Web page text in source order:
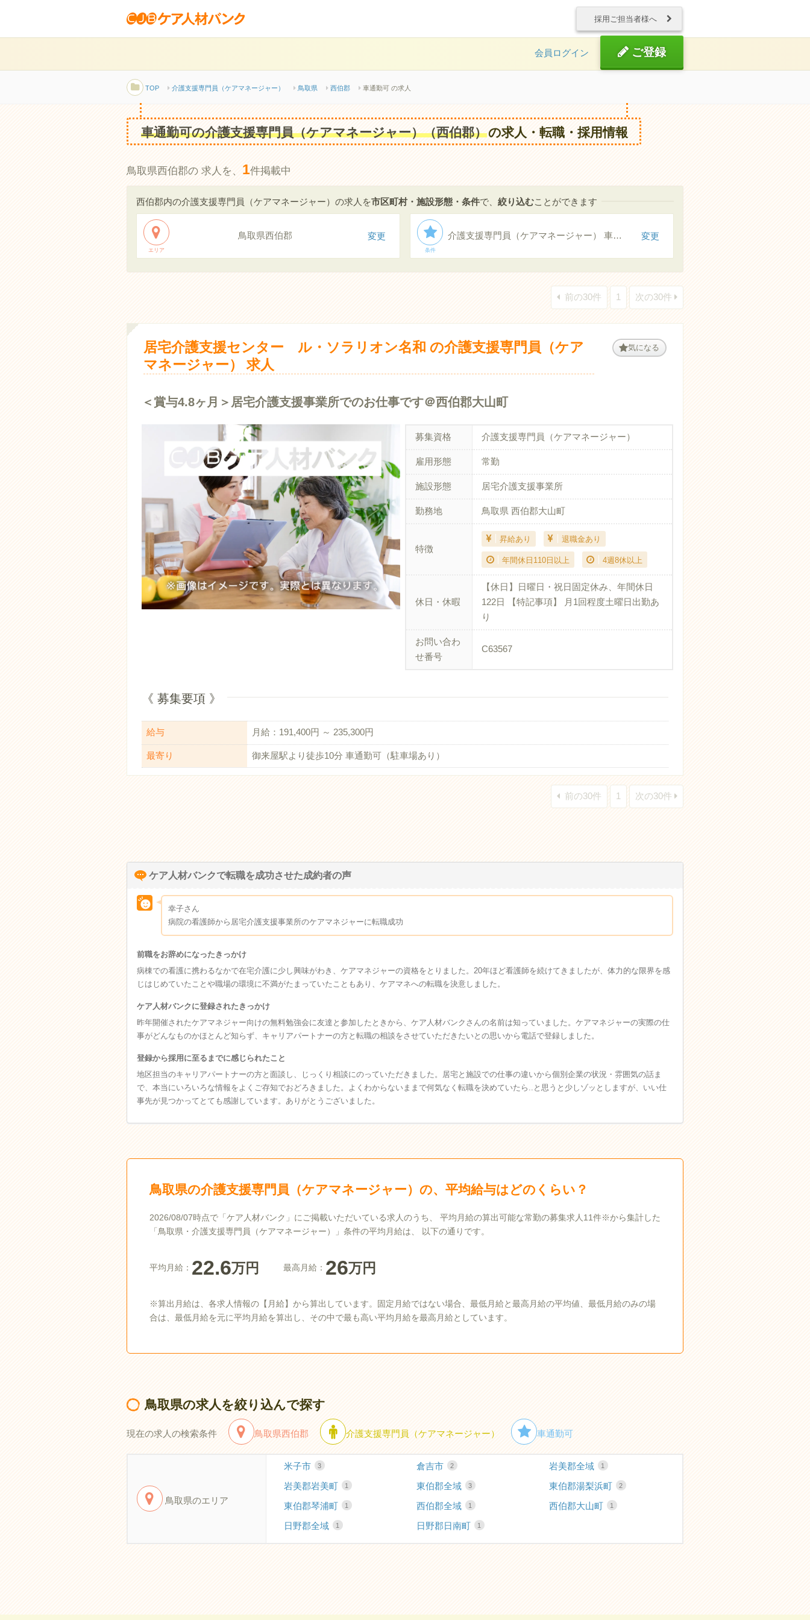
採用ご担当者様へ
会員ログイン ご登録
TOP 介護支援専門員（ケアマネージャー） 鳥取県 西伯郡 車通勤可 の求人
車通勤可の介護支援専門員（ケアマネージャー）（西伯郡）の求人・転職・採用情報
鳥取県西伯郡の 求人を、 1件掲載中
西伯郡内の介護支援専門員（ケアマネージャー）の求人を市区町村・施設形態・条件で、 絞り込むことができます
エリア
鳥取県西伯郡 変更
条件
介護支援専門員（ケアマネージャー） 車通勤可 変更
前の30件 1 次の30件
居宅介護支援センター ル・ソラリオン名和 の介護支援専門員（ケア
マネージャー） 求人
気になる
＜賞与4.8ヶ月＞居宅介護支援事業所でのお仕事です＠西伯郡大山町
募集資格 介護支援専門員（ケアマネージャー）
雇用形態 常勤
施設形態 居宅介護支援事業所
勤務地 鳥取県 西伯郡大山町
特徴
昇給あり 退職金あり
年間休日110日以上 4週8休以上
休日・休暇
【休日】日曜日・祝日固定休み、年間休日
122日 【特記事項】 月1回程度土曜日出勤あ
り
お問い合わ
せ番号
C63567
《 募集要項 》
給与 月給：191,400円 ～ 235,300円
最寄り 御来屋駅より徒歩10分 車通勤可（駐車場あり）
前の30件 1 次の30件
ケア人材バンクで転職を成功させた成約者の声
幸子さん
病院の看護師から居宅介護支援事業所のケアマネジャーに転職成功
前職をお辞めになったきっかけ
病棟での看護に携わるなかで在宅介護に少し興味がわき、ケアマネジャーの資格をとりました。20年ほど看護師を続けてきましたが、体力的な限界を感
じはじめていたことや職場の環境に不満がたまっていたこともあり、ケアマネへの転職を決意しました。
ケア人材バンクに登録されたきっかけ
昨年開催されたケアマネジャー向けの無料勉強会に友達と参加したときから、ケア人材バンクさんの名前は知っていました。ケアマネジャーの実際の仕
事がどんなものかほとんど知らず、キャリアパートナーの方と転職の相談をさせていただきたいとの思いから電話で登録しました。
登録から採用に至るまでに感じられたこと
地区担当のキャリアパートナーの方と面談し、じっくり相談にのっていただきました。居宅と施設での仕事の違いから個別企業の状況・雰囲気の話ま
で、本当にいろいろな情報をよくご存知でおどろきました。よくわからないままで何気なく転職を決めていたら..と思うと少しゾッとしますが、いい仕
事先が見つかってとても感謝しています。ありがとうございました。
鳥取県の介護支援専門員（ケアマネージャー）の、平均給与はどのくらい？
2026/08/07時点で「ケア人材バンク」にご掲載いただいている求人のうち、 平均月給の算出可能な常勤の募集求人11件※から集計した
「鳥取県・介護支援専門員（ケアマネージャー）」条件の平均月給は、 以下の通りです。
平均月給： 22.6万円 最高月給： 26万円
※算出月給は、各求人情報の【月給】から算出しています。固定月給ではない場合、最低月給と最高月給の平均値、最低月給のみの場
合は、最低月給を元に平均月給を算出し、その中で最も高い平均月給を最高月給としています。
鳥取県の求人を絞り込んで探す
現在の求人の検索条件 鳥取県西伯郡 介護支援専門員（ケアマネージャー） 車通勤可
鳥取県のエリア
米子市 3 倉吉市 2 岩美郡全域 1
岩美郡岩美町 1 東伯郡全域 3 東伯郡湯梨浜町 2
東伯郡琴浦町 1 西伯郡全域 1 西伯郡大山町 1
日野郡全域 1 日野郡日南町 1